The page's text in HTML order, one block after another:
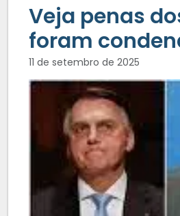
Veja penas
foram
11 de setembro de 2025